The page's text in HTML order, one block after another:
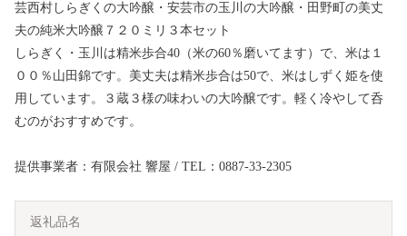
芸西村しらぎくの大吟醸・安芸市の玉川の大吟醸・田野町の美丈
夫の純米大吟醸７２０ミリ３本セット
しらぎく・玉川は精米歩合40（米の60％磨いてます）で、米は１
００％山田錦です。美丈夫は精米歩合は50で、米はしずく姫を使
用しています。３蔵３様の味わいの大吟醸です。軽く冷やして呑
むのがおすすめです。
提供事業者：有限会社 響屋 / TEL：0887-33-2305
返礼品名